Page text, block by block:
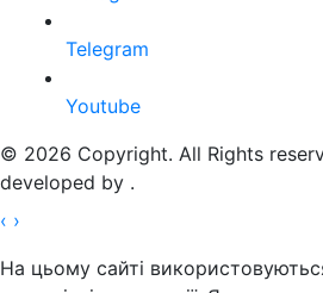
Telegram
Youtube
© 2026 Copyright. All Rights
developed by .
‹ ›
На цьому сайті